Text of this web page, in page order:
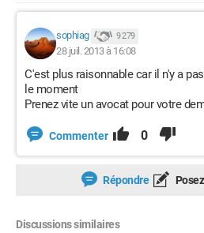
sophiag 9 279
28 juil. 2013 à 16:08
C'est plus raisonnable car il n'y a
le moment
Prenez vite un avocat pour votre
Commenter 0
Répondre
Discussions similaires